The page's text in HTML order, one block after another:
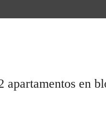
apartamentos en